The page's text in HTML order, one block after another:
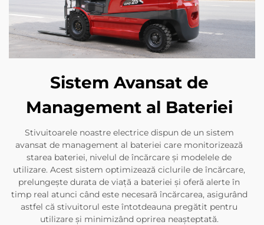
Sistem Avansat de
Management al Bateriei
Stivuitoarele noastre electrice dispun de un sistem
avansat de management al bateriei care monitorizează
starea bateriei, nivelul de încărcare și modelele de
utilizare. Acest sistem optimizează ciclurile de încărcare,
prelungește durata de viață a bateriei și oferă alerte în
timp real atunci când este necesară încărcarea, asigurând
astfel că stivuitorul este întotdeauna pregătit pentru
utilizare și minimizând oprirea neașteptată.